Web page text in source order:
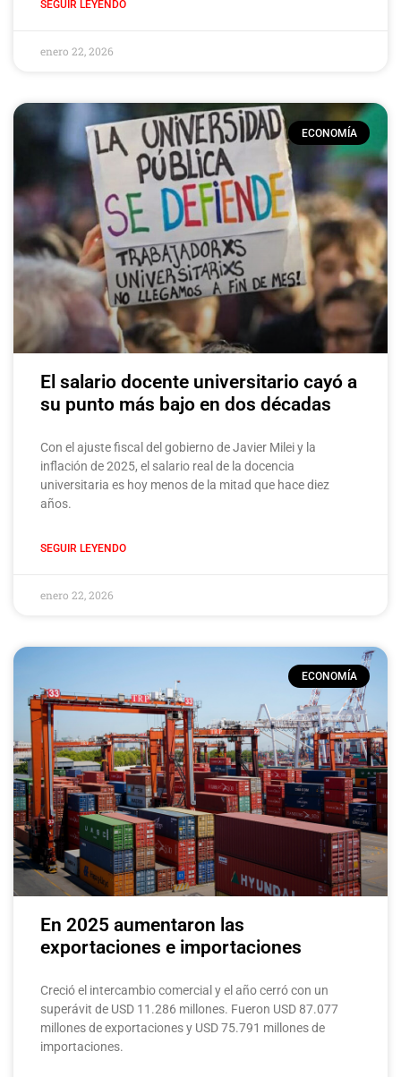
SEGUIR LEYENDO
enero 22, 2026
ECONOMÍA
El salario docente universitario cayó a
su punto más bajo en dos décadas
Con el ajuste fiscal del gobierno de Javier Milei y la
inflación de 2025, el salario real de la docencia
universitaria es hoy menos de la mitad que hace diez
años.
SEGUIR LEYENDO
enero 22, 2026
ECONOMÍA
En 2025 aumentaron las
exportaciones e importaciones
Creció el intercambio comercial y el año cerró con un
superávit de USD 11.286 millones. Fueron USD 87.077
millones de exportaciones y USD 75.791 millones de
importaciones.